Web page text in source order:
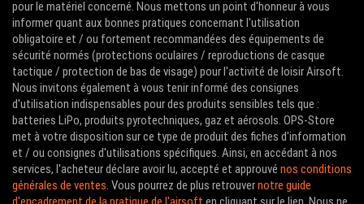
pour le matériel concerné. Nous mettons un point d'honneur à vous
informer quant aux bonnes pratiques concernant l'utilisation
obligatoire et / ou fortement recommandées des équipements de
sécurité normés (protections oculaires / reproductions de casque
tactique / protection de bas de visage) pour l'activité de loisir Airsoft.
Nous invitons également à vous tenir informé des consignes
d'utilisation indispensables pour des produits sensibles tels que :
batteries LiPo, produits pyrotechniques, gaz et aérosols. OPS-Store
met à votre disposition sur ce type de produit des fiches d'information
et / ou consignes d'utilisations spécifiques. Ainsi, en accédant à nos
services, l'acheteur déclare avoir lu, accepté et approuvé nos conditions
générales de ventes . Vous pourrez de plus retrouvernotre guide